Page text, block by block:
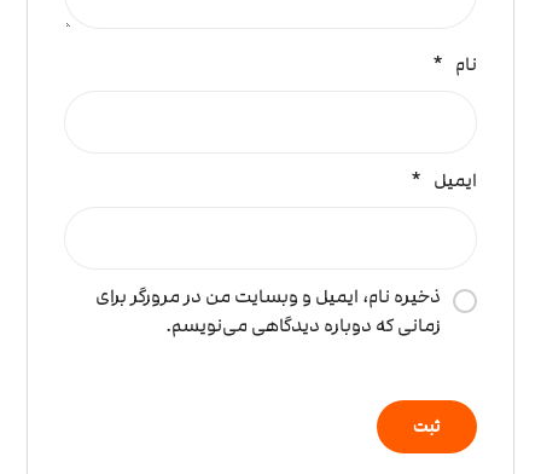
نام *
ایمیل *
ذخیره نام، ایمیل و وبسایت من در مرورگر برای
زمانی که دوباره دیدگاهی می‌نویسم.